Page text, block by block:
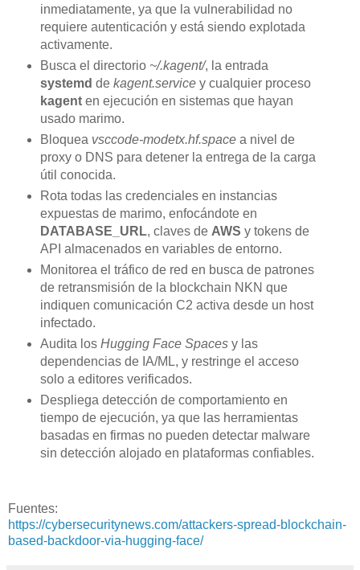
inmediatamente, ya que la vulnerabilidad no
requiere autenticación y está siendo explotada
activamente.
Busca el directorio ~/.kagent/, la entrada
systemd de kagent.servicey cualquier proceso
kagenten ejecución en sistemas que hayan
usado marimo.
Bloquea vsccode-modetx.hf.spacea nivel de
proxy o DNS para detener la entrega de la carga
útil conocida.
Rota todas las credenciales en instancias
expuestas de marimo, enfocándote en
DATABASE_URL, claves de AWS y tokens de
API almacenados en variables de entorno.
Monitorea el tráfico de red en busca de patrones
de retransmisión de la blockchain NKN que
indiquen comunicación C2 activa desde un host
infectado.
Audita los Hugging Face Spacesy las
dependencias de IA/ML, y restringe el acceso
solo a editores verificados.
Despliega detección de comportamiento en
tiempo de ejecución, ya que las herramientas
basadas en firmas no pueden detectar malware
sin detección alojado en plataformas confiables.
Fuentes:
https://cybersecuritynews.com/attackers-spread-blockchain-
based-backdoor-via-hugging-face/